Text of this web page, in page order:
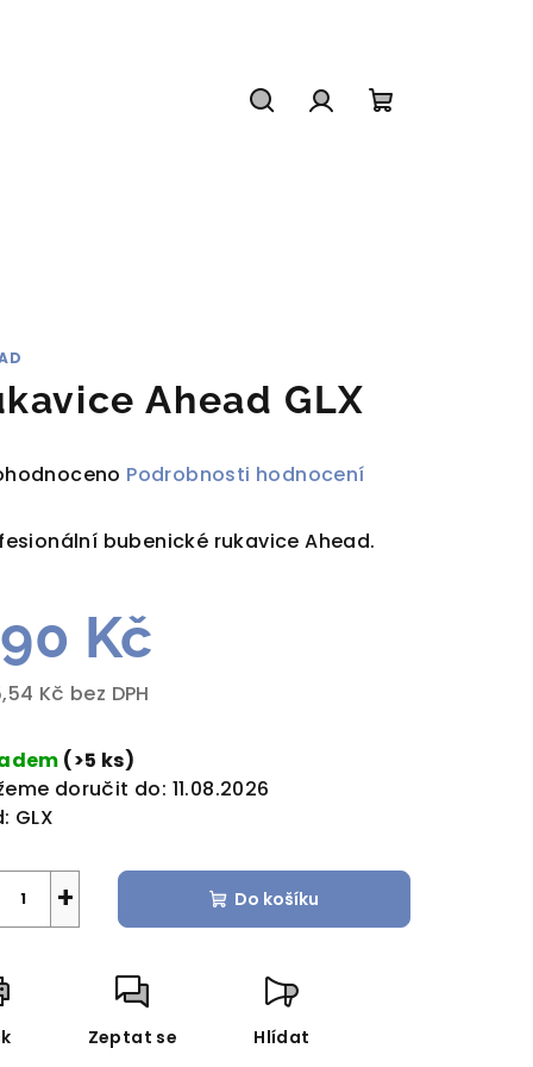
Ahead GLX
Podrobnosti hodnocení
bubenické rukavice Ahead.
Kč
Kč bez DPH
(>5 ks)
doručit do: 11.08.2026
GLX
+ Do košíku
Zeptat se Hlídat